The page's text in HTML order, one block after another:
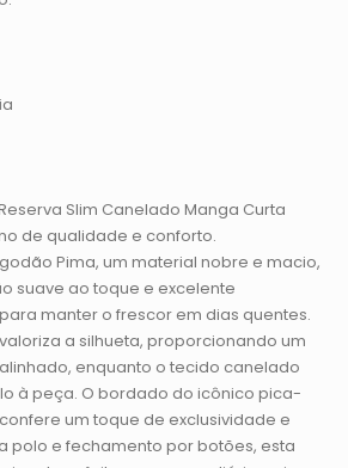
Slim Canelado Manga Curta
de qualidade e conforto.
Pima, um material nobre e macio,
suave ao toque e excelente
manter o frescor em dias quentes.
a silhueta, proporcionando um
enquanto o tecido canelado
à peça. O bordado do icônico pica-
um toque de exclusividade e
polo e fechamento por botões, esta